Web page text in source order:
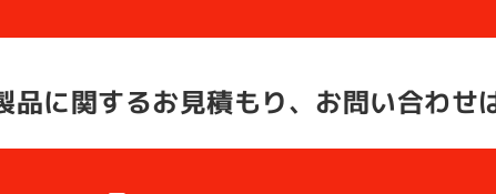
品に関するお見積もり、お問い合わせ